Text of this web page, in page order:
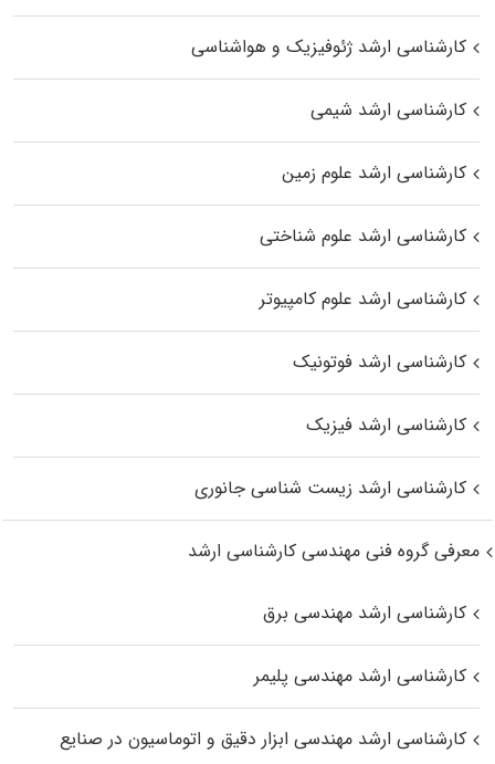
کارشناسی ارشد ژئوفیزیک و هواشناسی
کارشناسی ارشد شیمی
کارشناسی ارشد علوم زمین
کارشناسی ارشد علوم شناختی
کارشناسی ارشد علوم کامپیوتر
کارشناسی ارشد فوتونیک
کارشناسی ارشد فیزیک
کارشناسی ارشد زیست‌ شناسی جانوری
معرفی گروه فنی مهندسی کارشناسی ارشد
کارشناسی ارشد مهندسی برق
کارشناسی ارشد مهندسی پلیمر
کارشناسی ارشد مهندسی ابزار دقیق و اتوماسیون در صنایع